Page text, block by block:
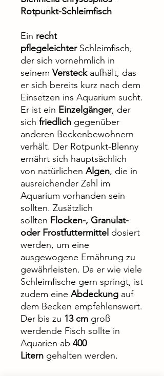
Rotpunkt-Schleimfisch
Ein recht
pflegeleichterSchleimfisch,
der sich vornehmlich in
seinem Versteckaufhält, das
er sich bereits kurz nach dem
Einsetzen ins Aquarium sucht.
Er ist ein Einzelgänger, der
sich friedlich gegenüber
anderen Beckenbewohnern
verhält. Der Rotpunkt-Blenny
ernährt sich hauptsächlich
von natürlichen Algen, die in
ausreichender Zahl im
Aquarium vorhanden sein
sollten. Zusätzlich
sollten Flocken-, Granulat-
oder Frostfuttermittel dosiert
werden, um eine
ausgewogene Ernährung zu
gewährleisten. Da er wie viele
Schleimfische gern springt, ist
zudem eine Abdeckung auf
dem Becken empfehlenswert.
Der bis zu 13 cm groß
werdende Fisch sollte in
Aquarien ab 400
Litern gehalten werden.